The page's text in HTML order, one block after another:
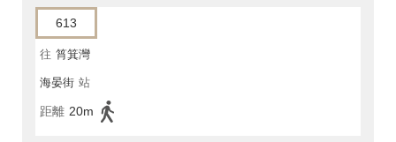
613
往 筲箕灣
海晏街 站
距離 20m